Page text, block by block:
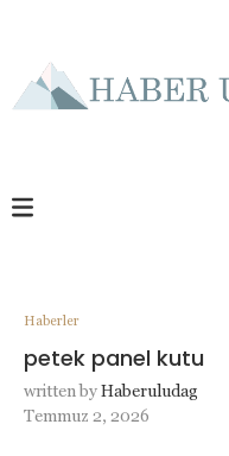
Haberler
petek panel kutu
written byHaberuludag
Temmuz 2, 2026